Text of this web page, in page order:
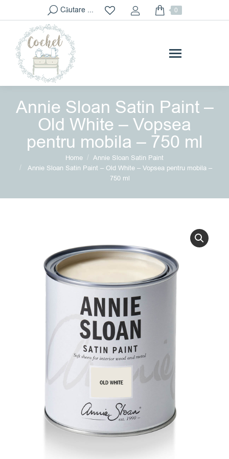
Search:Căutare ... 0
Annie Sloan Satin Paint –
Old White – Vopsea
pentru mobila – 750 ml
You are here:Home
Annie Sloan Satin Paint
Annie Sloan Satin Paint – Old White – Vopsea pentru mobila –
750 ml